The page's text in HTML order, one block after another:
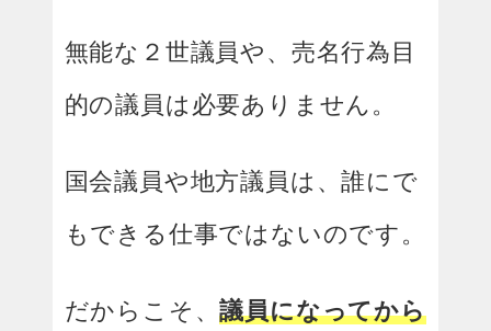
無能な２世議員や、売名行為目
的の議員は必要ありません。
国会議員や地方議員は、誰にで
もできる仕事ではないのです。
だからこそ、議員になってから